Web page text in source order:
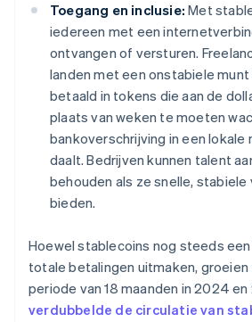
Toegang en inclusie: Met
iedereen met een
ontvangen of versturen.
landen met een onstabiele
betaald in tokens die aan de
plaats van weken te moeten
bankoverschrijving in een lokale
daalt. Bedrijven kunnen talent
behouden als ze snelle,
bieden.
Hoewel stablecoins nog steeds
totale betalingen uitmaken, groeien
periode van 18 maanden in 2024
verdubbelde de circulatie van